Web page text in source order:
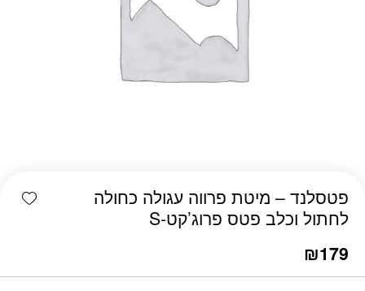
פטסלנד – מיטת פרווה עגולה כחולה
לחתול וכלב פטס פרוג’קט-S
₪179